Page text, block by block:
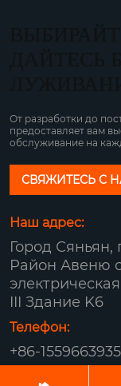
От разработки до
предоставляет вам
обслуживание на
СВЯЖИТЕСЬ С
Наш адрес:
Город
Район Авеню
III Здание K6
Телефон:
+86-
Авторское